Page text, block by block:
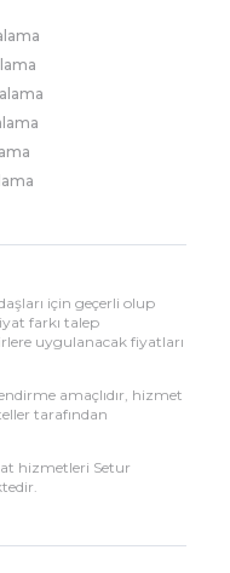
için geçerli olup
farkı talep
uygulanacak fiyatları
amaçlıdır, hizmet
tarafından
hizmetleri Setur